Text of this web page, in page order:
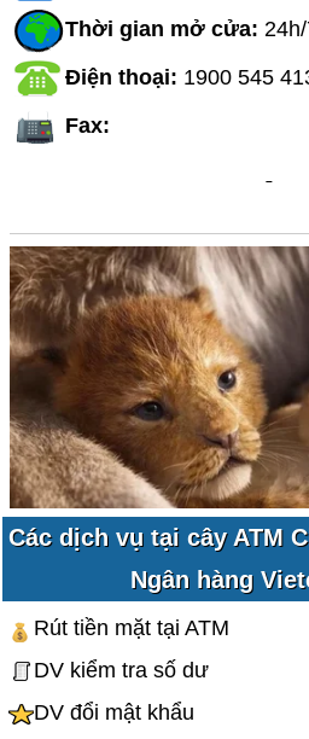
Thời gian mở cửa:
Điện thoại: 1900 545
Fax:
Các dịch vụ tại cây ATM
Ngân hàng
Rút tiền mặt tại ATM
DV kiểm tra số dư
DV đổi mật khẩu